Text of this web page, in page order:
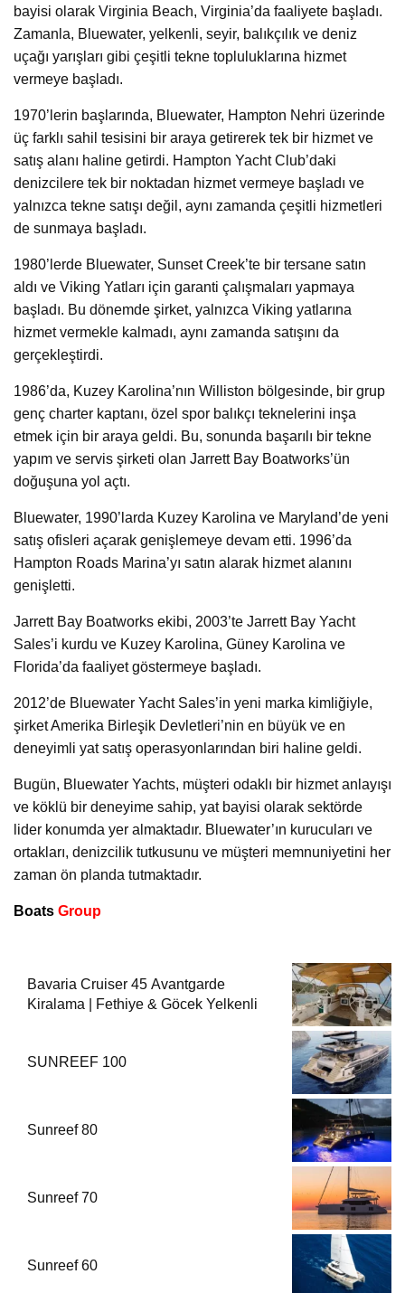
bayisi olarak Virginia Beach, Virginia’da faaliyete başladı.
Zamanla, Bluewater, yelkenli, seyir, balıkçılık ve deniz
uçağı yarışları gibi çeşitli tekne topluluklarına hizmet
vermeye başladı.
1970’lerin başlarında, Bluewater, Hampton Nehri üzerinde
üç farklı sahil tesisini bir araya getirerek tek bir hizmet ve
satış alanı haline getirdi. Hampton Yacht Club’daki
denizcilere tek bir noktadan hizmet vermeye başladı ve
yalnızca tekne satışı değil, aynı zamanda çeşitli hizmetleri
de sunmaya başladı.
1980’lerde Bluewater, Sunset Creek’te bir tersane satın
aldı ve Viking Yatları için garanti çalışmaları yapmaya
başladı. Bu dönemde şirket, yalnızca Viking yatlarına
hizmet vermekle kalmadı, aynı zamanda satışını da
gerçekleştirdi.
1986’da, Kuzey Karolina’nın Williston bölgesinde, bir grup
genç charter kaptanı, özel spor balıkçı teknelerini inşa
etmek için bir araya geldi. Bu, sonunda başarılı bir tekne
yapım ve servis şirketi olan Jarrett Bay Boatworks’ün
doğuşuna yol açtı.
Bluewater, 1990’larda Kuzey Karolina ve Maryland’de yeni
satış ofisleri açarak genişlemeye devam etti. 1996’da
Hampton Roads Marina’yı satın alarak hizmet alanını
genişletti.
Jarrett Bay Boatworks ekibi, 2003’te Jarrett Bay Yacht
Sales’i kurdu ve Kuzey Karolina, Güney Karolina ve
Florida’da faaliyet göstermeye başladı.
2012’de Bluewater Yacht Sales’in yeni marka kimliğiyle,
şirket Amerika Birleşik Devletleri’nin en büyük ve en
deneyimli yat satış operasyonlarından biri haline geldi.
Bugün, Bluewater Yachts, müşteri odaklı bir hizmet anlayışı
ve köklü bir deneyime sahip, yat bayisi olarak sektörde
lider konumda yer almaktadır. Bluewater’ın kurucuları ve
ortakları, denizcilik tutkusunu ve müşteri memnuniyetini her
zaman ön planda tutmaktadır.
Boats Group
Bavaria Cruiser 45 Avantgarde
Kiralama | Fethiye & Göcek Yelkenli
SUNREEF 100
Sunreef 80
Sunreef 70
Sunreef 60